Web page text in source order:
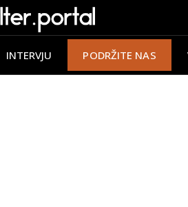
INTERVJU PODRŽITE NAS